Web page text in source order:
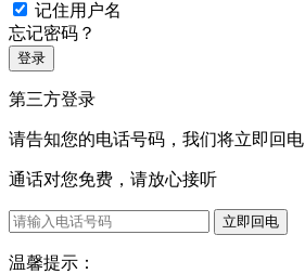
记住用户名
忘记密码？
登录
第三方登录
请告知您的电话号码，我们将立即回电
通话对您免费，请放心接听
立即回电
温馨提示：